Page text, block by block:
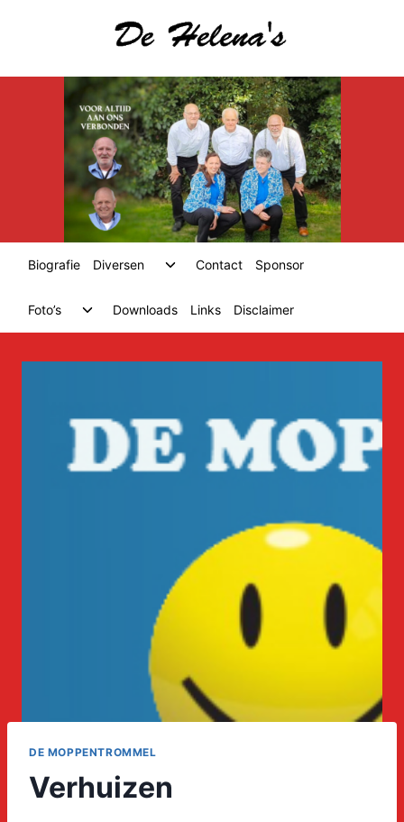
Biografie Diversen
ToggleContact Sponsor
Foto’s
ToggleDownloads Links Disclaimer
DE MOPPENTROMMEL
Verhuizen